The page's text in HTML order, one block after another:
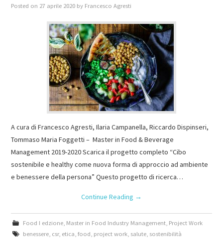
Posted on 27 aprile 2020 by Francesco Agresti
A cura di Francesco Agresti, Ilaria Campanella, Riccardo Dispinseri,
Tommaso Maria Foggetti – Master in Food & Beverage
Management 2019-2020 Scarica il progetto completo “Cibo
sostenibile e healthy come nuova forma di approccio ad ambiente
e benessere della persona” Questo progetto di ricerca…
Continue Reading →
Food I edzione, Master in Food Industry Management, Project Work
benessere, csr, etica food project work, salute, sostenibilità